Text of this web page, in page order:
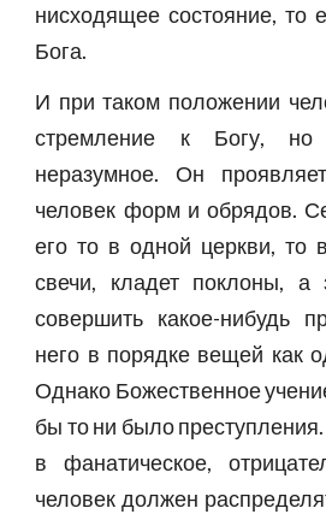
нисходящее состояние, то
Бога.
И при таком положении
стремление к Богу, но
неразумное. Он
человек форм и обрядов.
его то в одной церкви, то
свечи, кладет поклоны, а
совершить какое-нибудь
него в порядке вещей как
Однако Божественное
бы то ни было
в фанатическое,
человек должен